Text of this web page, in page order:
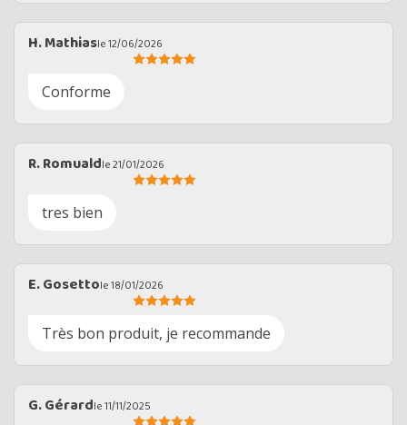
H. Mathiasle 12/06/2026
Conforme
R. Romualdle 21/01/2026
tres bien
E. Gosettole 18/01/2026
Très bon produit, je recommande
G. Gérardle 11/11/2025